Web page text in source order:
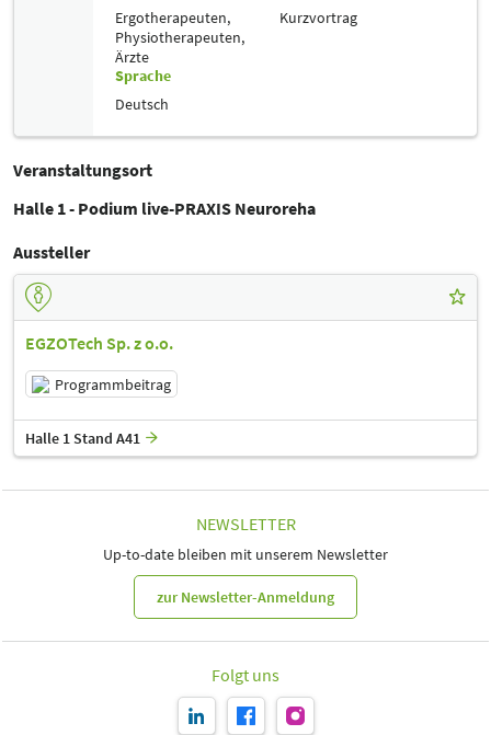
Ergotherapeuten,
Physiotherapeuten,
Ärzte
Kurzvortrag
Sprache
Deutsch
Veranstaltungsort
Halle 1 - Podium live-PRAXIS Neuroreha
Aussteller
EGZOTech Sp. z o.o.
Programmbeitrag
Halle 1 Stand A41
NEWSLETTER
Up-to-date bleiben mit unserem Newsletter
zur Newsletter-Anmeldung
Folgt uns